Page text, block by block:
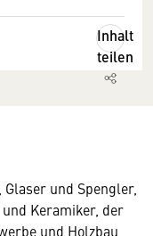
Inhalt
teilen
und Spengler,
Keramiker, der
und Holzbau